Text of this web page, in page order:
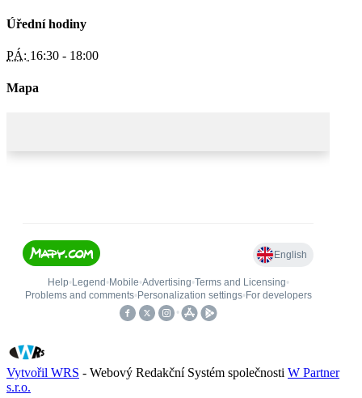
Úřední hodiny
PÁ: 16:30 - 18:00
Mapa
Vytvořil WRS - Webový Redakční Systém společnosti W Partner
s.r.o.